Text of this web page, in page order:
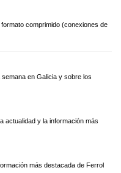
comprimido (conexiones de
en Galicia y sobre los
actualidad y la información más
más destacada de Ferrol